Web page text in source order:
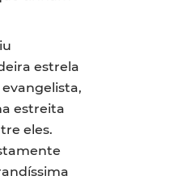
estrela
estreita
eles.